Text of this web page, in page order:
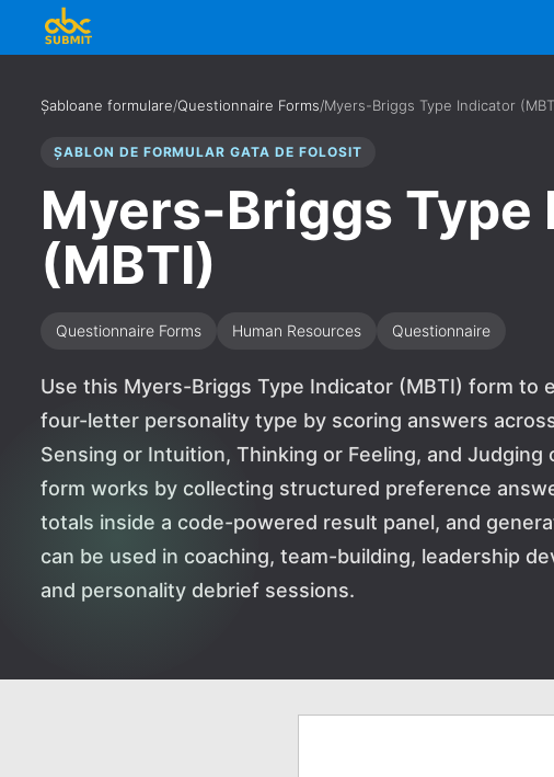
Șabloane formulare/Questionnaire Forms/Myers-Briggs Type Indicator
ȘABLON DE FORMULAR GATA DE FOLOSIT
Myers-Briggs Type
(MBTI)
Questionnaire Forms Human Resources Questionnaire
Use this Myers-Briggs Type Indicator (MBTI) form to
four-letter personality type by scoring answers
Sensing or Intuition, Thinking or Feeling, and Judging
form works by collecting structured preference
totals inside a code-powered result panel, and
can be used in coaching, team-building, leadership
and personality debrief sessions.